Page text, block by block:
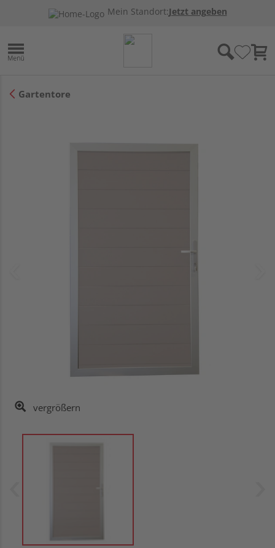
Mein Standort:Jetzt angeben
Gartentore
vergrößern